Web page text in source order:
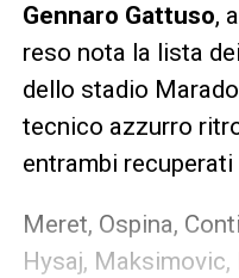
Gennaro Gattuso,
reso nota la lista
dello stadio
tecnico azzurro
entrambi
Meret, Ospina,
Hysaj,